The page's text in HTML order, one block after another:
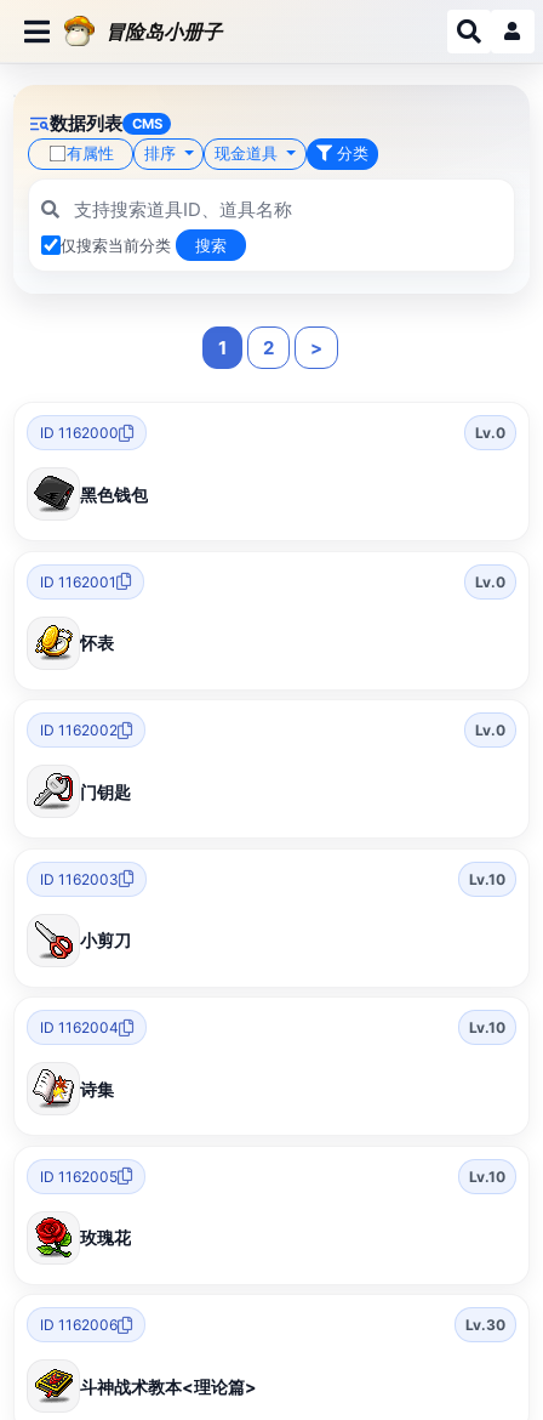
冒险岛小册子
数据列表 CMS
有属性 排序 现金道具 分类
仅搜索当前分类 搜索
1 2 >
ID 1162000 Lv.0
黑色钱包
ID 1162001 Lv.0
怀表
ID 1162002 Lv.0
门钥匙
ID 1162003 Lv.10
小剪刀
ID 1162004 Lv.10
诗集
ID 1162005 Lv.10
玫瑰花
ID 1162006 Lv.30
斗神战术教本<理论篇>